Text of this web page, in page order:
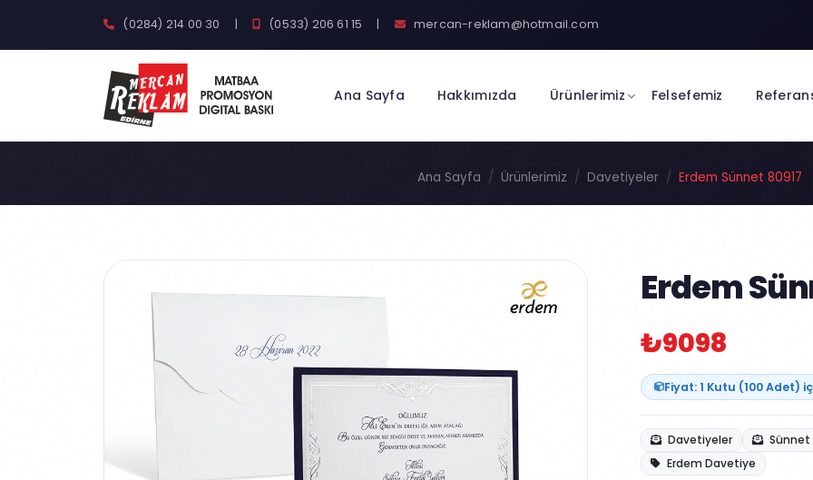
(0284) 214 00 30 | (0533) 206 61 15 | mercan-reklam@hotmail.com
Ana Sayfa Hakkımızda Ürünlerimiz Felsefemiz
Ana Sayfa Ürünlerimiz Davetiyeler Erdem Sünnet 80917
Erdem
₺9098
Fiyat: 1 Kutu (100 Adet)
Davetiyeler
Erdem Davetiye